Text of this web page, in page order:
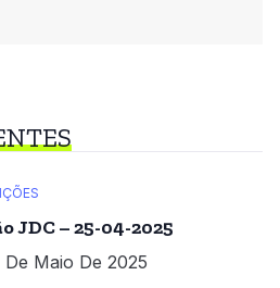
JDC – 25-04-2025
De Maio De 2025